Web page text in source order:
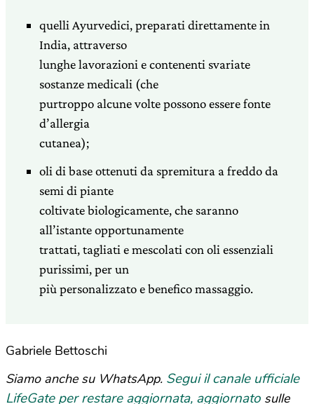
quelli Ayurvedici, preparati direttamente in
India, attraverso
lunghe lavorazioni e contenenti svariate
sostanze medicali (che
purtroppo alcune volte possono essere fonte
d’allergia
cutanea);
oli di base ottenuti da spremitura a freddo da
semi di piante
coltivate biologicamente, che saranno
all’istante opportunamente
trattati, tagliati e mescolati con oli essenziali
purissimi, per un
più personalizzato e benefico massaggio.
Gabriele Bettoschi
Siamo anche su WhatsApp. Segui il canale ufficiale
LifeGate per restare aggiornata, aggiornato sulle